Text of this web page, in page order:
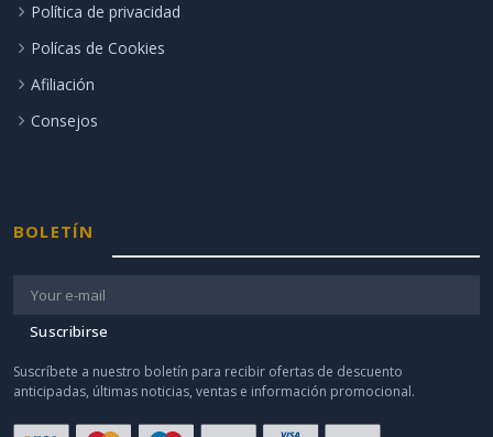
Política de privacidad
Polícas de Cookies
Afiliación
Consejos
BOLETÍN
Suscribirse
Suscríbete a nuestro boletín para recibir ofertas de descuento
anticipadas, últimas noticias, ventas e información promocional.